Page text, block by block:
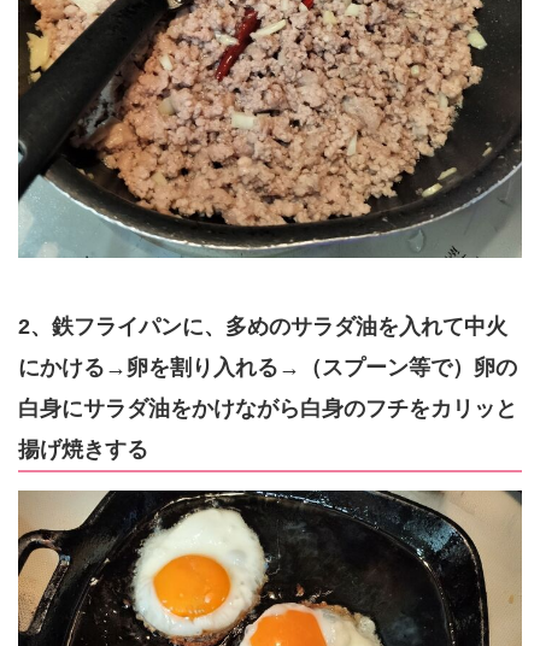
2、鉄フライパンに、多めのサラダ油を入れて中火
にかける→卵を割り入れる→（スプーン等で）卵の
白身にサラダ油をかけながら白身のフチをカリッと
揚げ焼きする